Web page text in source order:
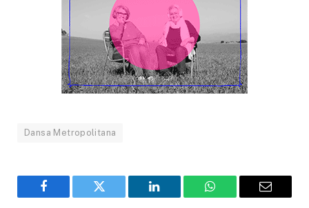
Dansa Metropolitana
Facebook Twitter LinkedIn WhatsAppEmail